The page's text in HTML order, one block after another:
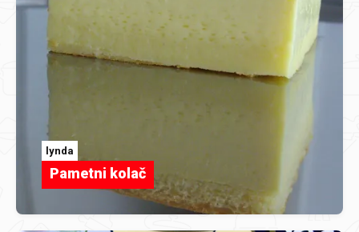
lynda
Pametni kolač